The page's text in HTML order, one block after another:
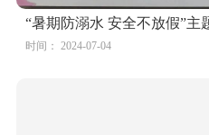
“暑期防溺水 安全不放假”主
时间： 2024-07-04